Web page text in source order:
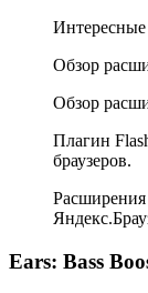
Интересные
Обзор
Обзор
Плагин
браузеров.
Расширения
Ears: Bass